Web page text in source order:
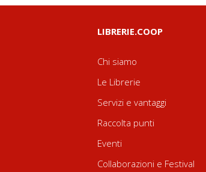
LIBRERIE.COOP
Chi siamo
Le Librerie
Servizi e vantaggi
Raccolta punti
Eventi
Collaborazioni e Festival